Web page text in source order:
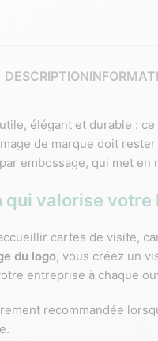
DESCRIPTION
élégant et durable : ce
de marque doit
embossage, qui met
qui valorise votre
cartes de visite,
du logo, vous créez un
entreprise à chaque
recommandée